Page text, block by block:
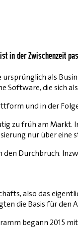
in der Zwischenzeit
ursprünglich als
Software, die sich
und in der
zu früh am
nur über eine
Durchbruch.
also das
die Basis für
begann 2015